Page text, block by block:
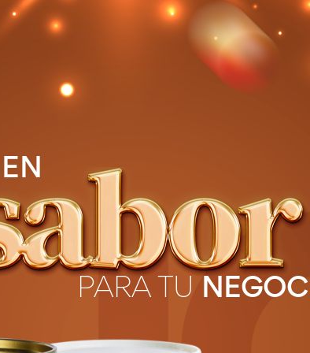
EN
PARA TU